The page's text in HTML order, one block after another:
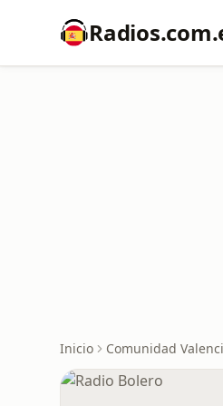
Inicio Comunidad